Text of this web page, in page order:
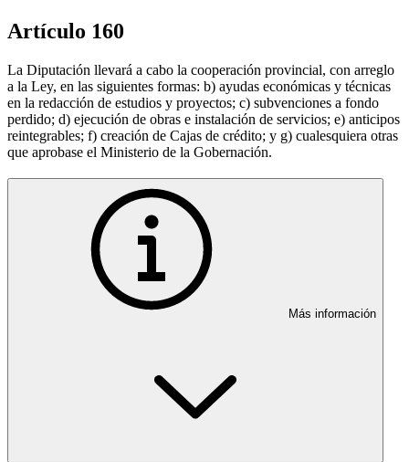
Artículo 160
La Diputación llevará a cabo la cooperación provincial, con arreglo
a la Ley, en las siguientes formas: b) ayudas económicas y técnicas
en la redacción de estudios y proyectos; c) subvenciones a fondo
perdido; d) ejecución de obras e instalación de servicios; e) anticipos
reintegrables; f) creación de Cajas de crédito; y g) cualesquiera otras
que aprobase el Ministerio de la Gobernación.
Más información